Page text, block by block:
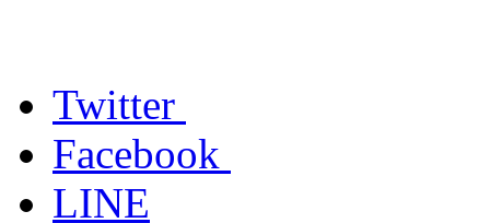
Twitter
Facebook
LINE